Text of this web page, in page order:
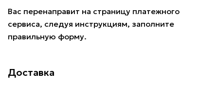
Вас перенаправит на страницу платежного
сервиса, следуя инструкциям, заполните
правильную форму.
Доставка